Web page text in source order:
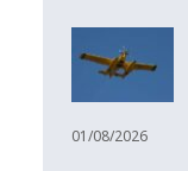
01/08/2026